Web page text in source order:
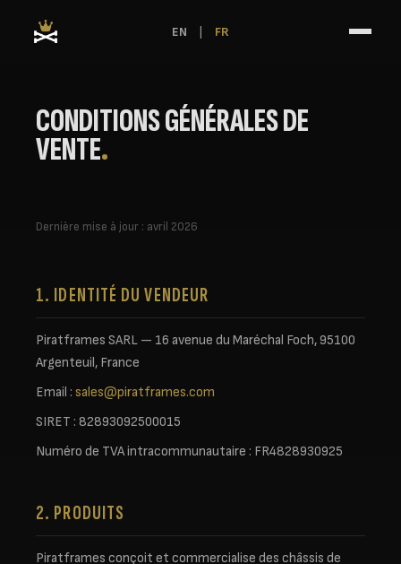
EN FR
CONDITIONS GÉNÉRALES DE
VENTE.
Dernière mise à jour : avril 2026
1. IDENTITÉ DU VENDEUR
Piratframes SARL — 16 avenue du Maréchal Foch, 95100
Argenteuil, France
Email : sales@piratframes.com
SIRET : 82893092500015
Numéro de TVA intracommunautaire : FR4828930925
2. PRODUITS
Piratframes conçoit et commercialise des châssis de